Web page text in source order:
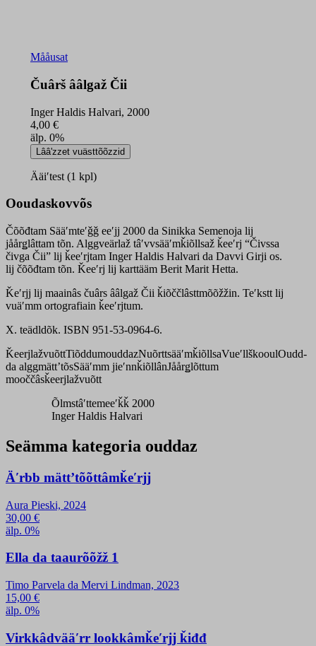
Mååusat
Čuârš ââlgaž Čii
Inger Haldis Halvari, 2000
4,00 €
älp. 0%
Čuârš
ââlgaž
Čii
Lââʹzzet vuästtõõzzid
Ääiʹtest (1 kpl)
Ooudaskovvõs
Čõõđtam Sääʹmteʹǧǧ eeʹjj 2000 da Sinikka Semenoja lij
jåårǥlâttam tõn. Alggveärlaž tâʹvvsääʹmǩiõllsaž ǩeeʹrj “Čivssa
čivga Čii” lij ǩeeʹrjtam Inger Haldis Halvari da Davvi Girji os.
lij čõõđtam tõn. Ǩeeʹrj lij karttääm Berit Marit Hetta.
Ǩeʹrjj lij maainâs čuârs ââlgaž Čii ǩiõččlâsttmõõžžin. Teʹkstt lij
vuäʹmm ortografiain ǩeeʹrjtum.
X. teädldõk. ISBN 951-53-0964-6.
ǨeerjlažvuõttTiõddumouddazNuõrttsääʹmǩiõllsaVueʹllškooulOudd-
da alggmättʼtõsSääʹmm jieʹnnǩiõllânJåårǥlõttum
mooččâsǩeerjlažvuõtt
Õlmstâʹttemeeʹǩǩ 2000
Inger Haldis Halvari
Seämma kategoria ouddaz
Äʹrbb mättʼtõõttâmǩeʹrjj
Aura Pieski, 2024
30,00 €
älp. 0%
Ella da taaurõõžž 1
Timo Parvela da Mervi Lindman, 2023
15,00 €
älp. 0%
Virkkâdvääʹrr lookkâmǩeʹrjj ǩiđđ